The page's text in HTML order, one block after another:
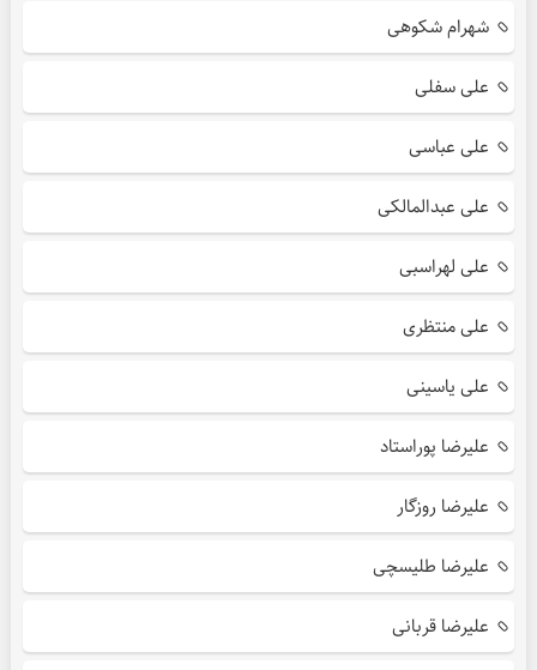
شهرام شکوهی
علی سفلی
علی عباسی
علی عبدالمالکی
علی لهراسبی
علی منتظری
علی یاسینی
علیرضا پوراستاد
علیرضا روزگار
علیرضا طلیسچی
علیرضا قربانی